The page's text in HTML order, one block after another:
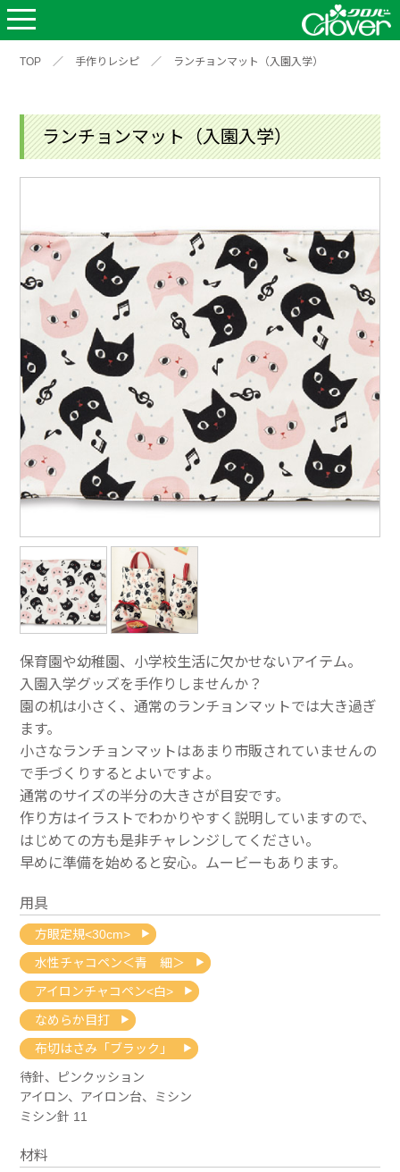
TOP ／ 手作りレシピ ／ ランチョンマット（入園入学）
ランチョンマット（入園入学）
保育園や幼稚園、小学校生活に欠かせないアイテム。
入園入学グッズを手作りしませんか？
園の机は小さく、通常のランチョンマットでは大き過ぎ
ます。
小さなランチョンマットはあまり市販されていませんの
で手づくりするとよいですよ。
通常のサイズの半分の大きさが目安です。
作り方はイラストでわかりやすく説明していますので、
はじめての方も是非チャレンジしてください。
早めに準備を始めると安心。ムービーもあります。
用具
方眼定規<30cm>
水性チャコペン＜青 細＞
アイロンチャコペン<白>
なめらか目打
布切はさみ「ブラック」
待針、ピンクッション
アイロン、アイロン台、ミシン
ミシン針 11
材料